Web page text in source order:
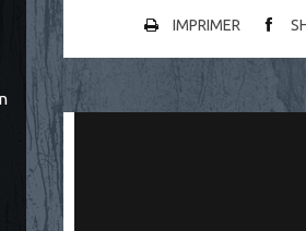
IMPRIMER